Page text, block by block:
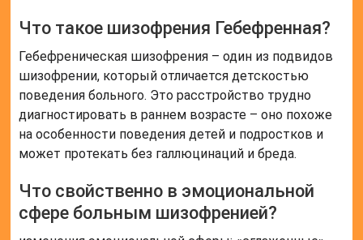
Что такое шизофрения Гебефренная?
Гебефреническая шизофрения – один из подвидов
шизофрении, который отличается детскостью
поведения больного. Это расстройство трудно
диагностировать в раннем возрасте – оно похоже
на особенности поведения детей и подростков и
может протекать без галлюцинаций и бреда.
Что свойственно в эмоциональной
сфере больным шизофренией?